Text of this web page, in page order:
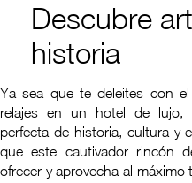
Descubre
historia
Ya sea que te deleites con
relajes en un hotel de lujo,
perfecta de historia, cultura y
que este cautivador rincón
ofrecer y aprovecha al